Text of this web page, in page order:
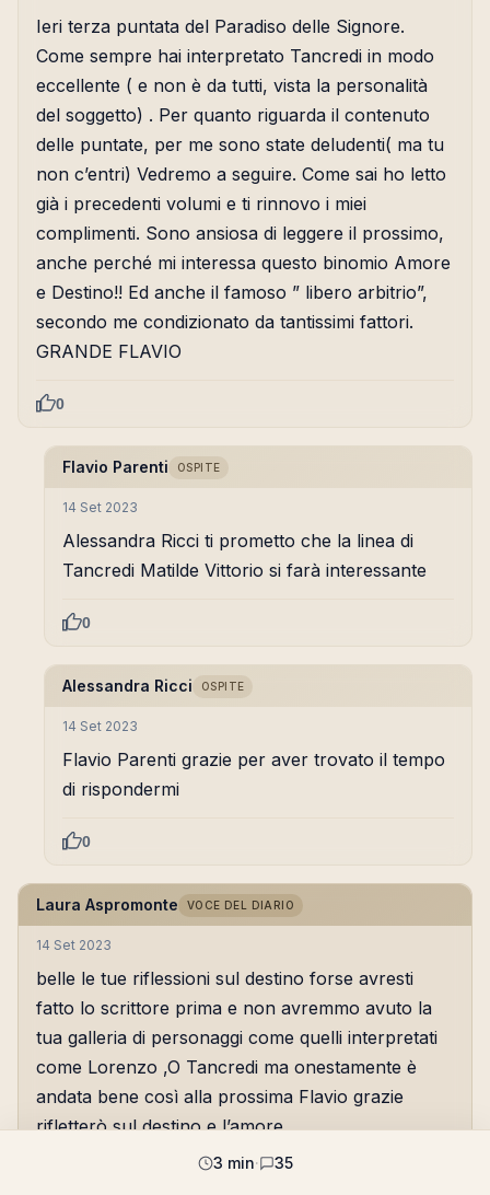
Ieri terza puntata del Paradiso delle Signore.
Come sempre hai interpretato Tancredi in modo
eccellente ( e non è da tutti, vista la personalità
del soggetto) . Per quanto riguarda il contenuto
delle puntate, per me sono state deludenti( ma tu
non c’entri) Vedremo a seguire. Come sai ho letto
già i precedenti volumi e ti rinnovo i miei
complimenti. Sono ansiosa di leggere il prossimo,
anche perché mi interessa questo binomio Amore
e Destino!! Ed anche il famoso ” libero arbitrio”,
secondo me condizionato da tantissimi fattori.
GRANDE FLAVIO
0
Flavio Parenti OSPITE
14 Set 2023
Alessandra Ricci ti prometto che la linea di
Tancredi Matilde Vittorio si farà interessante
0
Alessandra Ricci OSPITE
14 Set 2023
Flavio Parenti grazie per aver trovato il tempo
di rispondermi
0
Laura Aspromonte VOCE DEL DIARIO
14 Set 2023
belle le tue riflessioni sul destino forse avresti
fatto lo scrittore prima e non avremmo avuto la
tua galleria di personaggi come quelli interpretati
come Lorenzo ,O Tancredi ma onestamente è
andata bene così alla prossima Flavio grazie
rifletterò sul destino e l’amore
3 min· 35